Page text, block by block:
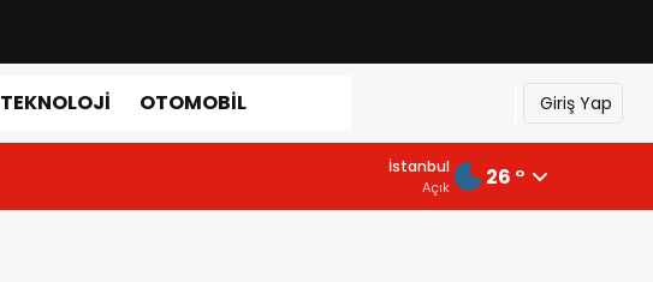
TEKNOLOJI OTOMOBIL Giriş Yap
İstanbul
Açık 26 °